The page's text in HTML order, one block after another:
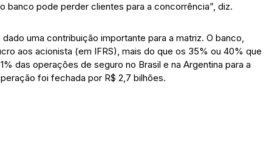
banco pode perder clientes para a concorrência”, diz.
uma contribuição importante para a matriz. O banco,
aos acionista (em IFRS), mais do que os 35% ou 40% que
das operações de seguro no Brasil e na Argentina para a
foi fechada por R$ 2,7 bilhões.